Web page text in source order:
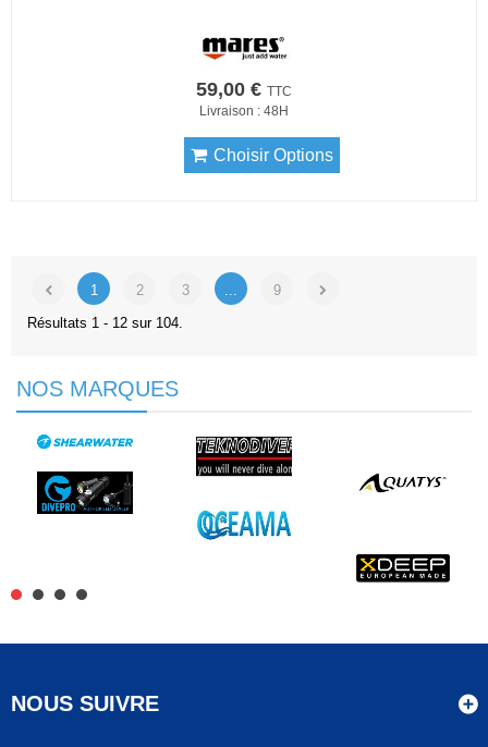
59,00 € TTC
Livraison : 48H
Choisir Options
1 2 3 ...
9
Résultats 1 - 12 sur 104.
NOS MARQUES
NOUS SUIVRE